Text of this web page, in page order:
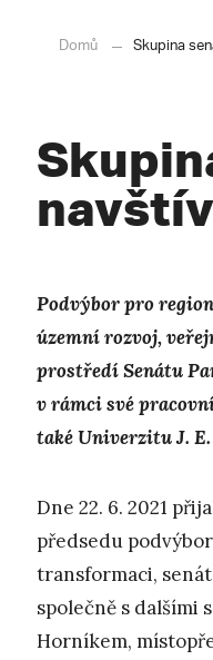
Domů Skupina
Podvýbor pro
územní rozvoj,
prostředí Senátu
v rámci své
také Univerzitu J.
Dne 22. 6. 2021
předsedu
transformaci,
společně s dalšími
Horníkem,